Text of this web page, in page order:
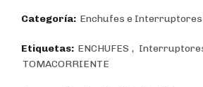
Categoría: Enchufes e Interruptores
Etiquetas: ENCHUFES ,
TOMACORRIENTE